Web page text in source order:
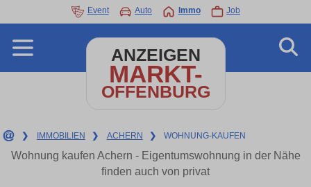
Event Auto Immo Job
ANZEIGEN
MARKT-
OFFENBURG
❯ IMMOBILIEN ❯ ACHERN ❯ WOHNUNG-KAUFEN
Wohnung kaufen Achern - Eigentumswohnung in der Nähe
finden auch von privat